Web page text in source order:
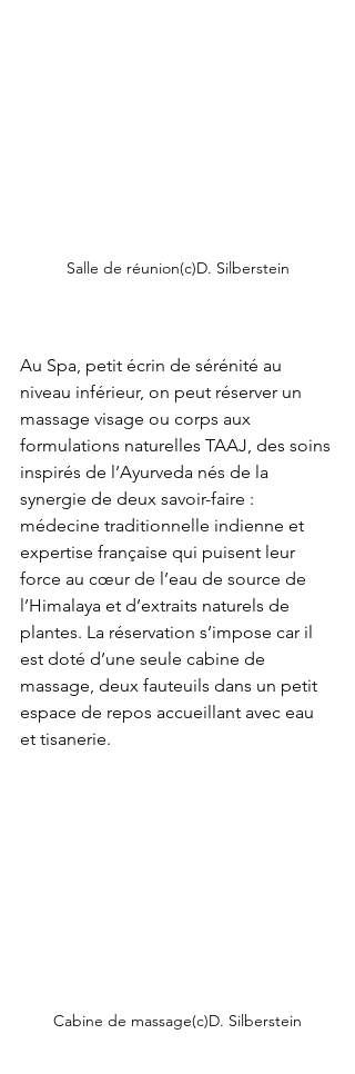
Salle de réunion(c)D. Silberstein
Au Spa, petit écrin de sérénité au
niveau inférieur, on peut réserver un
massage visage ou corps aux
formulations naturelles TAAJ, des soins
inspirés de l’Ayurveda nés de la
synergie de deux savoir-faire :
médecine traditionnelle indienne et
expertise française qui puisent leur
force au cœur de l’eau de source de
l’Himalaya et d’extraits naturels de
plantes. La réservation s’impose car il
est doté d’une seule cabine de
massage, deux fauteuils dans un petit
espace de repos accueillant avec eau
et tisanerie.
Cabine de massage(c)D. Silberstein